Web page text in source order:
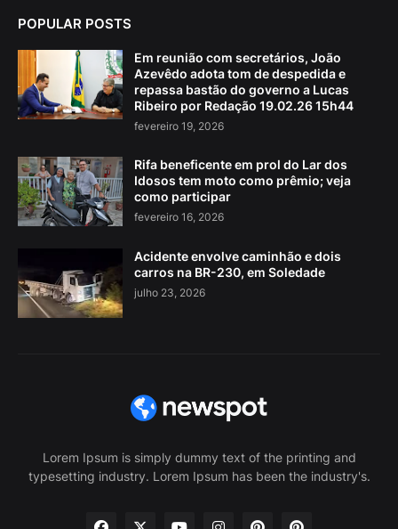
POPULAR POSTS
Em reunião com secretários, João
Azevêdo adota tom de despedida e
repassa bastão do governo a Lucas
Ribeiro por Redação 19.02.26 15h44
fevereiro 19, 2026
Rifa beneficente em prol do Lar dos
Idosos tem moto como prêmio; veja
como participar
fevereiro 16, 2026
Acidente envolve caminhão e dois
carros na BR-230, em Soledade
julho 23, 2026
Lorem Ipsum is simply dummy text of the printing and
typesetting industry. Lorem Ipsum has been the industry's.